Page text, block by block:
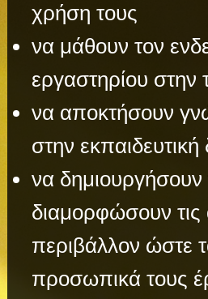
χρήση τους
να μάθουν τον
εργαστηρίου στην
να αποκτήσουν
στην εκπαιδευτική
να δημιουργήσουν
διαμορφώσουν τις
περιβάλλον ώστε
προσωπικά τους